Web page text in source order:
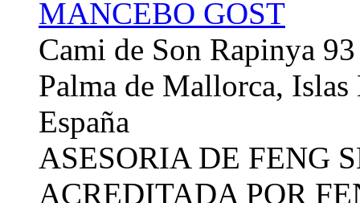
MANCEBO GOST
Cami de Son Rapinya 93
Palma de Mallorca, Islas
España
ASESORIA DE FENG
ACREDITADA POR